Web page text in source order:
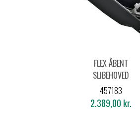
FLEX ÅBENT
SLIBEHOVED
M/KANTSEGMENT MH-
R Ø225 TIL GE7
457183
2.389,00 kr.